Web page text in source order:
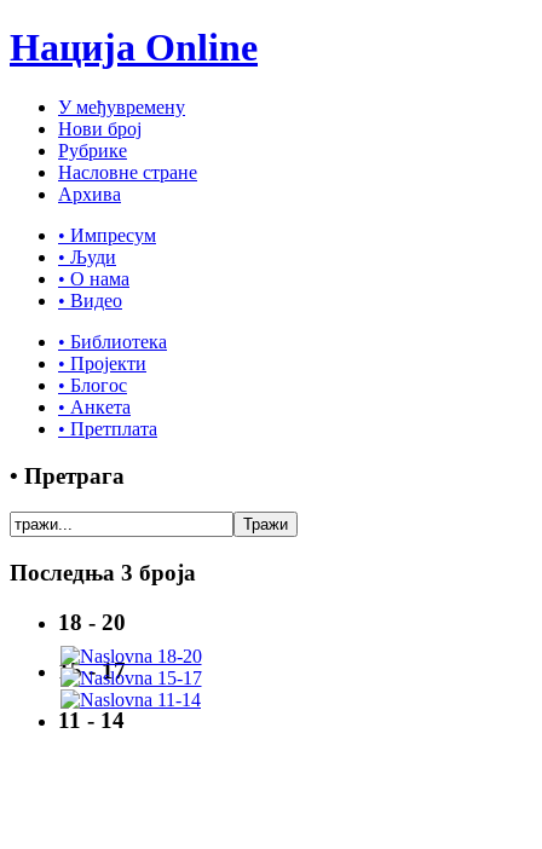
Нација Online
У међувремену
Нови број
Рубрике
Насловне стране
Архива
• Импресум
• Људи
• О нама
• Видео
• Библиотека
• Пројекти
• Блогос
• Анкета
• Претплата
• Претрага
Последња 3 броја
18 - 20
15 - 17
11 - 14